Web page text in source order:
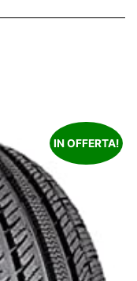
IN OFFERTA!